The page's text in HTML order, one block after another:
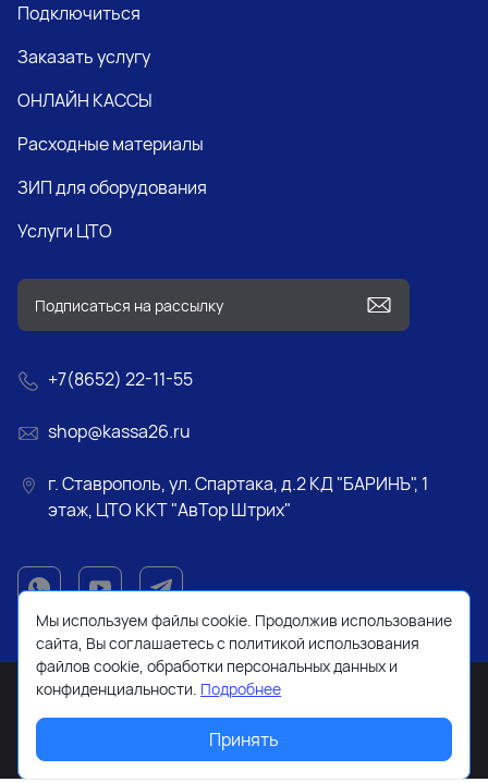
Подключиться
Заказать услугу
ОНЛАЙН КАССЫ
Расходные материалы
ЗИП для оборудования
Услуги ЦТО
+7(8652) 22-11-55
shop@kassa26.ru
г. Ставрополь, ул. Спартака, д.2 КД "БАРИНЪ", 1
этаж, ЦТО ККТ "АвТор Штрих"
2026 © Все права защищены. Работает наReadyScript
Мы используем файлы cookie. Продолжив использование
сайта, Вы соглашаетесь с политикой использования
файлов cookie, обработки персональных данных и
конфиденциальности. Подробнее
Принять